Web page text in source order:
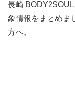
長崎
象情報をまとめま
方へ。